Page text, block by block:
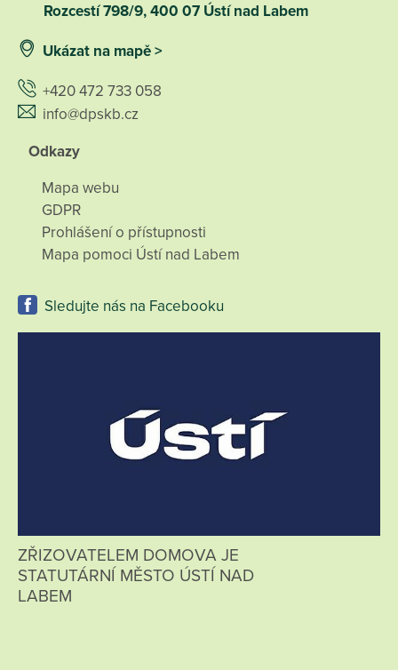
Rozcestí 798/9, 400 07 Ústí nad Labem
Ukázat na mapě >
+420 472 733 058
info@dpskb.cz
Odkazy
Mapa webu
GDPR
Prohlášení o přístupnosti
Mapa pomoci Ústí nad Labem
Sledujte nás na Facebooku
ZŘIZOVATELEM DOMOVA JE
STATUTÁRNÍ MĚSTO ÚSTÍ NAD
LABEM